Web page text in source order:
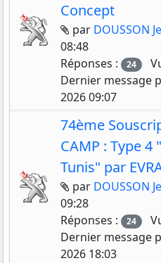
Concept
Pièces jointes
par DOUSSON
08:48
Réponses :
24
Dernier message
2026 09:07
74ème
CAMP : Type 4
Tunis" par
Pièces jointes
par DOUSSON
09:28
Réponses :
24
Dernier message
2026 18:03